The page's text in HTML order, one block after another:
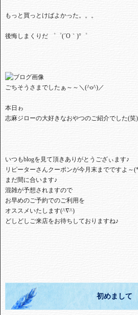
もっと買っとけばよかった。。。
後悔しまくりだ ゜゜(´O｀)°゜
ごちそうさまでしたぁ～～＼(^o^)／
本日ゎ
志麻ジローの大好きなおやつのご紹介でした(笑)
いつもblogを見て頂きありがとうござぃます♪
リピーターさんクーポンが今月末までですよ～
まだ間に合います♪
混雑が予想されますので
お早めのご予約でのご利用を
オススメいたします(^∇^)
どしどしご来店をお待ちしておりますね♪
初めまして